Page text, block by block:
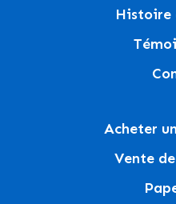
Histoire
Acheter
Vente